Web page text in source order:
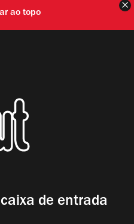
ao topo
de entrada